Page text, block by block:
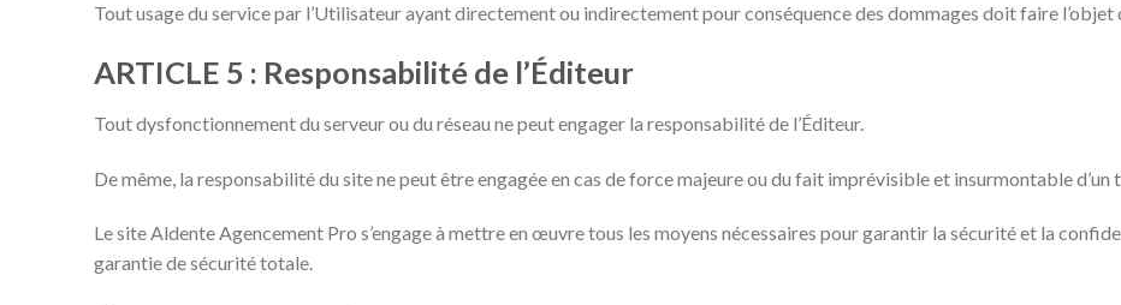
Tout usage du service par l’Utilisateur ayant directement ou indirectement pour conséquence des dommages doit faire l’objet
ARTICLE 5 : Responsabilité de l’Éditeur
Tout dysfonctionnement du serveur ou du réseau ne peut engager la responsabilité de l’Éditeur.
De même, la responsabilité du site ne peut être engagée en cas de force majeure ou du fait imprévisible et insurmontable d’un
Le site Aldente Agencement Pro s’engage à mettre en œuvre tous les moyens nécessaires pour garantir la sécurité et la
garantie de sécurité totale.